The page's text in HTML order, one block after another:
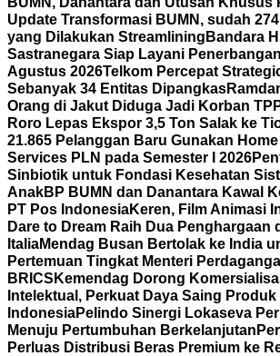
Update Transformasi BUMN, sudah
yang Dilakukan Streamlining Bandara
Sastranegara Siap Layani
Agustus 2026Telkom Percepat
Sebanyak 34 Entitas Dipangkas
Orang di Jakut Diduga Jadi Korban
Roro Lepas Ekspor 3,5 Ton Salak ke
21.865 Pelanggan Baru Gunakan
Services PLN pada Semester I 2026
Sinbiotik untuk Fondasi Kesehatan
AnakBP BUMN dan Danantara Kawal
PT Pos IndonesiaKeren, Film Animasi
Dare to Dream Raih Dua Penghargaan
ItaliaMendag Busan Bertolak ke India
Pertemuan Tingkat Menteri
BRICS Kemendag Dorong
Intelektual, Perkuat Daya Saing Produk
IndonesiaPelindo Sinergi Lokaseva
Menuju Pertumbuhan Berkelanjutan
Perluas Distribusi Beras Premium ke